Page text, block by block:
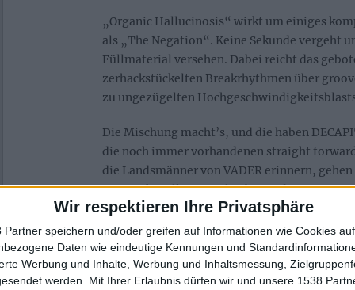
Wir respektieren Ihre Privatsphäre
Partner speichern und/oder greifen auf Informationen wie Cookies
Daten wie eindeutige Kennungen und
Werbung und Inhalte, Werbung und Inhaltsmessung,
werden.
Mit Ihrer Erlaubnis dürfen wir und unsere 1538
„Organic Hallucinosis“ wirkt um einiges
als „The Negation“. Keine Sekunde vergeht
Füllmaterial versehen. Dabei reicht das
zerhackstückelten Breakrhythmen über
zu ungezügelten
Die Mischung macht’s, und die haben
die noch immer vorhandenen straight
die Landsmänner von VADER erinnern,
anspruchsvolleren Teile über und ergänzen
Mischung. Einziger Wehrmutstropfen an der
dass der Reigen nach einer guten halben
ist. Aber was soll’s? Dann hört man sich’s halt
Repeat.